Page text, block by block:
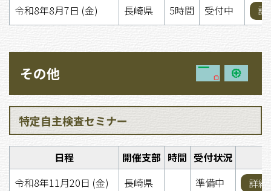
令和8年8月7日 (金) 長崎県 5時間 受付中 詳
その他
特定自主検査セミナー
日程 開催支部 時間 受付状況
令和8年11月20日 (金)
長崎県 準備中
詳細